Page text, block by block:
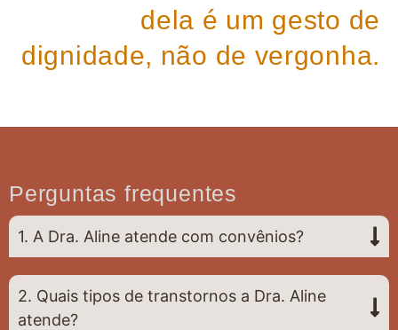
dela é um gesto de
dignidade, não de vergonha.
Perguntas frequentes
1. A Dra. Aline atende com convênios?
2. Quais tipos de transtornos a Dra. Aline
atende?